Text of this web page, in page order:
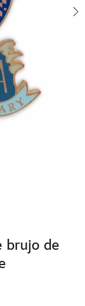
brujo de